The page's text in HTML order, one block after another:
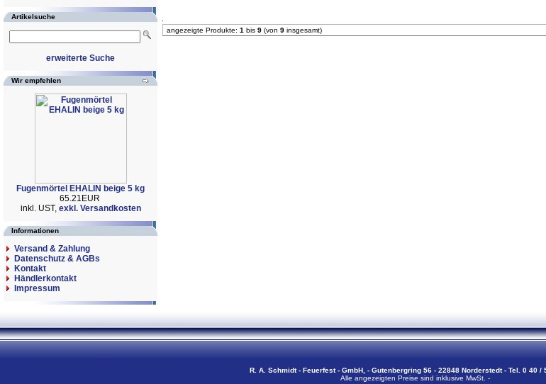
Artikelsuche
erweiterte Suche
Wir empfehlen
Fugenmörtel EHALIN beige 5 kg
65.21EUR
inkl. UST, exkl. Versandkosten
Informationen
Versand & Zahlung
Datenschutz & AGBs
Kontakt
Händlerkontakt
Impressum
angezeigte Produkte: 1 bis 9 (von 9 insgesamt)
R. A. Schmidt - Feuerfest - GmbH, - Gutenbergring 56 - 22848 Norderstedt - Tel. 0 40 /
Alle angezeigten Preise sind inklusive MwSt. -